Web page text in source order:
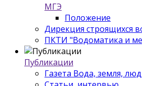
МГЭ
Положение
Дирекция строящихся
ПКТИ "Водоматика и
Публикации
Газета Вода, земля,